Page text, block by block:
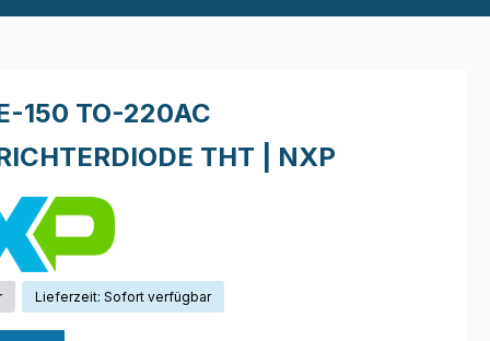
150 TO-220AC
THT | NXP
Lieferzeit: Sofort verfügbar